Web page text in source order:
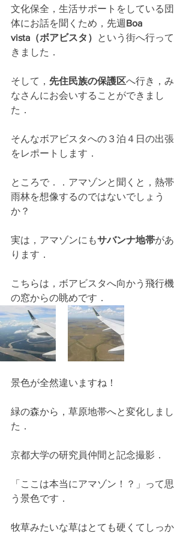
文化保全，生活サポートをしている団
体にお話を聞くため，先週 Boa
vista（ボアビスタ）
という街へ行って
きました．
そして， 先住民族の保護区へ行き，み
なさんにお会いすることができまし
た．
そんなボアビスタへの３泊４日の出張
をレポートします．
ところで．．アマゾンと聞くと，熱帯
雨林を想像するのではないでしょう
か？
実は，アマゾンにもサバンナ地帯があ
ります．
こちらは，ボアビスタへ向かう飛行機
の窓からの眺めです．
景色が全然違いますね！
緑の森から，草原地帯へと変化しまし
た．
京都大学の研究員仲間と記念撮影．
「ここは本当にアマゾン！？」って思
う景色です．
牧草みたいな草はとても硬くてしっか